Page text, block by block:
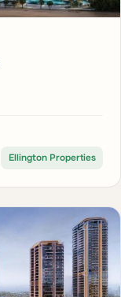
Ellington Properties